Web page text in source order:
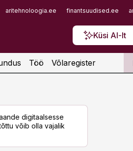
aritehnoloogia.ee finantsuudised.ee
Küsi AI-lt
Töö Võlaregister
digitaalsesse
võib olla vajalik